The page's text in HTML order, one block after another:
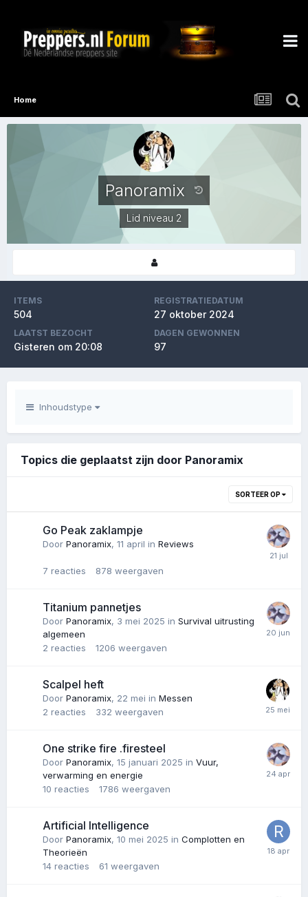
Home
Panoramix
Lid niveau 2
ITEMS
504
REGISTRATIEDATUM
27 oktober 2024
LAATST BEZOCHT
Gisteren om 20:08
DAGEN GEWONNEN
97
Inhoudstype
Topics die geplaatst zijn door Panoramix
SORTEER OP
Go Peak zaklampje
Door Panoramix, 11 april in Reviews
7 reacties 878 weergaven
Titanium pannetjes
Door Panoramix, 3 mei 2025 in Survival uitrusting
algemeen
2 reacties 1206 weergaven
Scalpel heft
Door Panoramix, 22 mei in Messen
2 reacties 332 weergaven
One strike fire .firesteel
Door Panoramix, 15 januari 2025 in Vuur,
verwarming en energie
10 reacties 1786 weergaven
Artificial Intelligence
Door Panoramix, 10 mei 2025 in Complotten en
Theorieën
14 reacties 61 weergaven